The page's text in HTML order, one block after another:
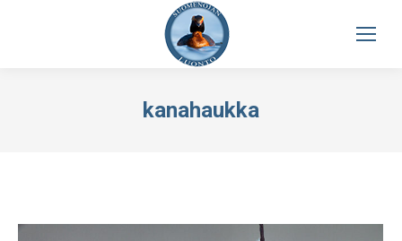
kanahaukka